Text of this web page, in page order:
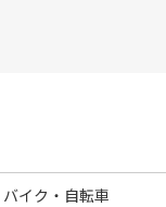
イク・自転車